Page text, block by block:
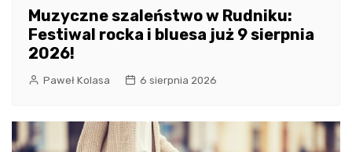
Muzyczne szaleństwo w Rudniku:
Festiwal rocka i bluesa już 9 sierpnia
2026!
Paweł Kolasa 6 sierpnia 2026